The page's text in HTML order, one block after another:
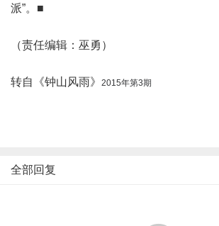
派”。■
（责任编辑：巫勇）
转自《钟山风雨》 2015年第3期
全部回复